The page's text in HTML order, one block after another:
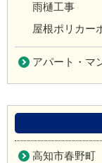
雨樋工事
屋根ポリカー
アパート・マ
高知市春野町